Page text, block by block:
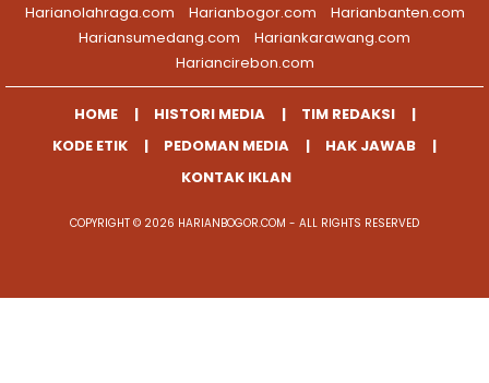
Harianolahraga.com
Harianbogor.com
Harianbanten.com
Hariansumedang.com
Hariankarawang.com
Hariancirebon.com
HOME HISTORI MEDIA
TIM REDAKSI
KODE ETIK
PEDOMAN MEDIA
HAK JAWAB
KONTAK IKLAN
COPYRIGHT © 2026 HARIANBOGOR.COM - ALL RIGHTS RESERVED